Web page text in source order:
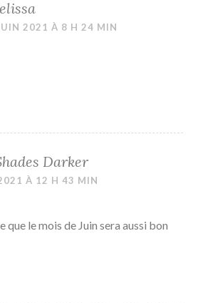
2021 À 8 H 24 MIN
Darker
À 12 H 43 MIN
que le mois de Juin sera aussi bon